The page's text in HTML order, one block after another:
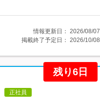
情報更新日： 2026/08/07
掲載終了予定日： 2026/10/08
残り6日
正社員